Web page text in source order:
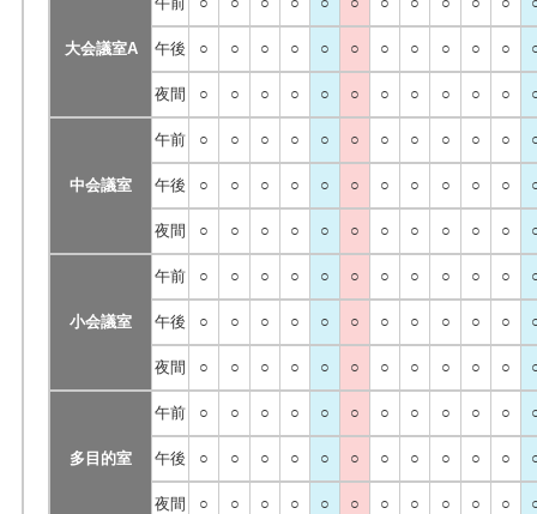
大会議室A 午後 ○ ○ ○ ○ ○ ○ ○ ○ ○ ○ ○
夜間 ○ ○ ○ ○ ○ ○ ○ ○ ○ ○ ○
中会議室
午前 ○ ○ ○ ○ ○ ○ ○ ○ ○ ○ ○
午後 ○ ○ ○ ○ ○ ○ ○ ○ ○ ○ ○
夜間 ○ ○ ○ ○ ○ ○ ○ ○ ○ ○ ○
小会議室
午前 ○ ○ ○ ○ ○ ○ ○ ○ ○ ○ ○
午後 ○ ○ ○ ○ ○ ○ ○ ○ ○ ○ ○
夜間 ○ ○ ○ ○ ○ ○ ○ ○ ○ ○ ○
多目的室
午前 ○ ○ ○ ○ ○ ○ ○ ○ ○ ○ ○
午後 ○ ○ ○ ○ ○ ○ ○ ○ ○ ○ ○
夜間 ○ ○ ○ ○ ○ ○ ○ ○ ○ ○ ○